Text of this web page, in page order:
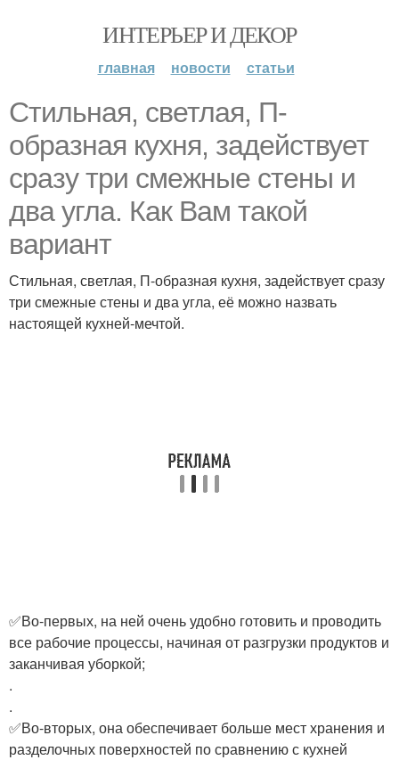
ИНТЕРЬЕР И ДЕКОР
главная новости статьи
Стильная, светлая, П-
образная кухня, задействует
сразу три смежные стены и
два угла. Как Вам такой
вариант
Стильная, светлая, П-образная кухня, задействует сразу
три смежные стены и два угла, её можно назвать
настоящей кухней-мечтой.
✅Во-первых, на ней очень удобно готовить и проводить
все рабочие процессы, начиная от разгрузки продуктов и
заканчивая уборкой;
.
.
✅Во-вторых, она обеспечивает больше мест хранения и
разделочных поверхностей по сравнению с кухней